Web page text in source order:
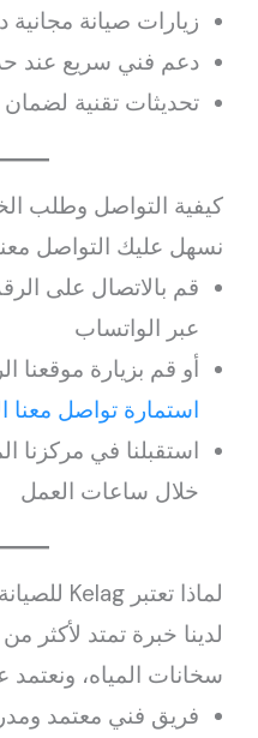
زيارات صيانة
دعم فني سريع عند
تحديثات تقنية
كيفية التواصل وطلب
نسهل عليك التواصل
قم بالاتصال على
عبر الواتساب
أو قم بزيارة موقعنا
استمارة تواصل معنا
استقبلنا في مركزنا
خلال ساعات العمل
لماذا تعتبر Kelag للصيانة الخيار الأمثل؟
لدينا خبرة تمتد لأكثر
سخانات المياه، ونعتمد
فريق فني معتمد